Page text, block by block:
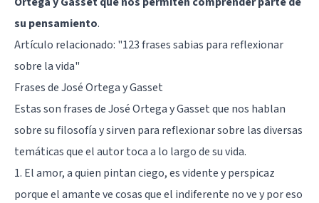
su pensamiento.
Artículo relacionado: "123 frases sabias para reflexionar
sobre la vida"
Frases de José Ortega y Gasset
Estas son frases de José Ortega y Gasset que nos hablan
sobre su filosofía y sirven para reflexionar sobre las diversas
temáticas que el autor toca a lo largo de su vida.
1. El amor, a quien pintan ciego, es vidente y perspicaz
porque el amante ve cosas que el indiferente no ve y por eso